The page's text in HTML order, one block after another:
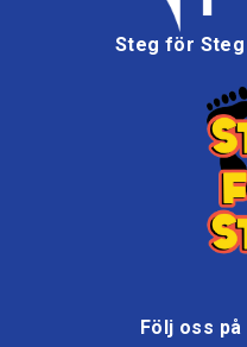
Steg för Steg
Följ oss